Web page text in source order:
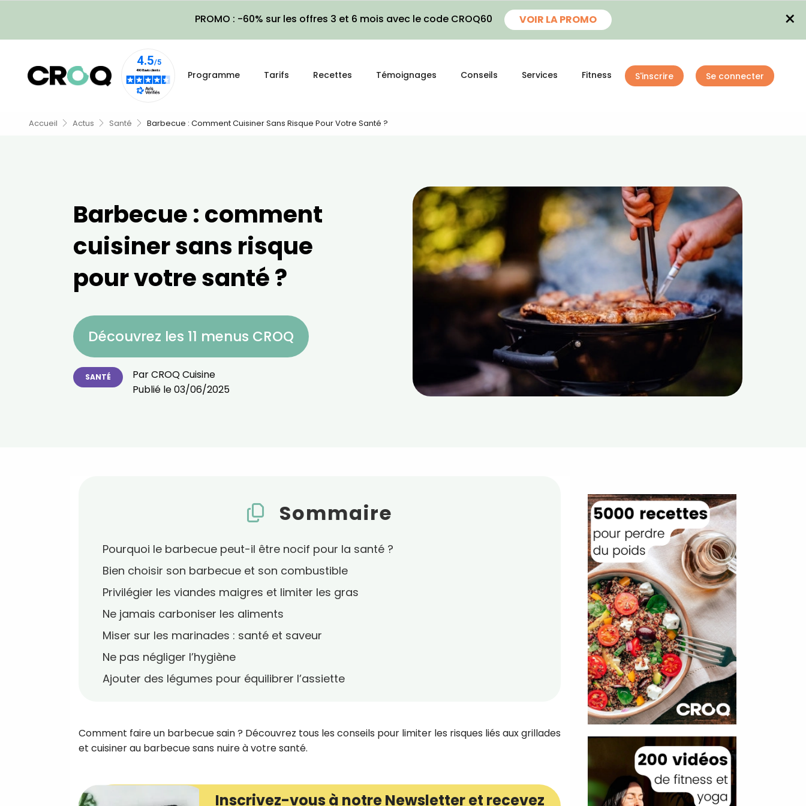
PROMO : -60% sur les offres 3 et 6 mois avec le code CROQ60 VOIR LA PROMO ×
Programme Tarifs Recettes Témoignages Conseils Services Fitness S'inscrire Se connecter
Accueil Actus Santé Barbecue : Comment Cuisiner Sans Risque Pour Votre Santé ?
Barbecue : comment
cuisiner sans risque
pour votre santé ?
Découvrez les 11 menus CROQ
SANTÉ ParCROQ Cuisine
Publié le03/06/2025
Sommaire
Pourquoi le barbecue peut-il être nocif pour la santé ?
Bien choisir son barbecue et son combustible
Privilégier les viandes maigres et limiter les gras
Ne jamais carboniser les aliments
Miser sur les marinades : santé et saveur
Ne pas négliger l’hygiène
Ajouter des légumes pour équilibrer l’assiette
Comment faire un barbecue sain ? Découvrez tous les conseils pour limiter les risques liés aux grillades
et cuisiner au barbecue sans nuire à votre santé.
Inscrivez-vous à notre Newsletter et recevez